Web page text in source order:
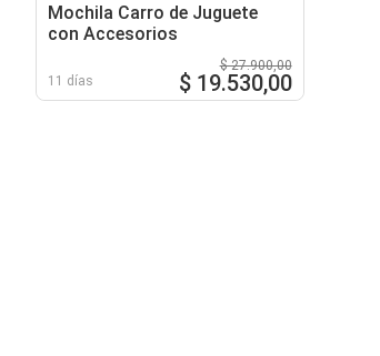
Mochila Carro de Juguete
con Accesorios
11 días
$ 27.900,00
$ 19.530,00